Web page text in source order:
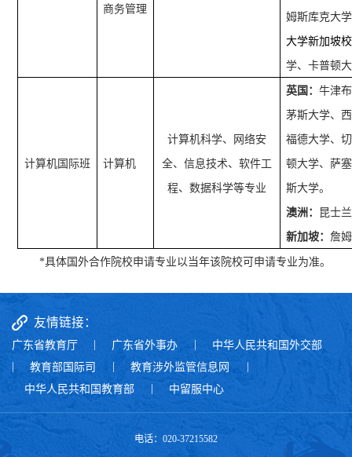
姆斯库克大
大学新加坡
学、卡普顿
商务管理
计算机国际班 计算机
计算机科学、网络安
全、信息技术、软件工
程、数据科学等专业
英国：牛津
茅斯大学、
福德大学、
顿大学、萨
斯大学。
澳洲： 昆士
新加坡：詹
*具体国外合作院校申请专业以当年该院校可申请专业为准。
友情链接：
广东省教育厅 广东省外事办 中华人民共和国外交部
教育部国际司 教育涉外监管信息网
中华人民共和国教育部 中留服中心
电话：020-37215582